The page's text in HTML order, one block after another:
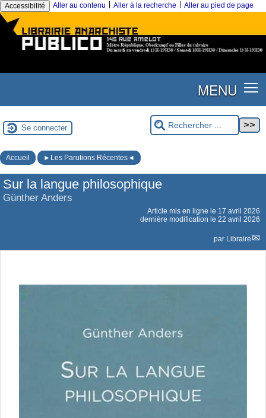
Accessibilité Aller au contenu Aller à la recherche Aller au pied de page
MENU
Se connecter
Accueil ►Les Parutions Récentes◄
Sur la langue philosophique
Günther Anders
Article mis en ligne le 17 avril 2026
dernière modification le 22 avril 2026
par Libraire